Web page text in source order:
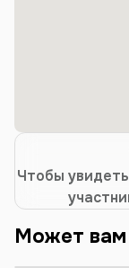
Чтобы
Может вам